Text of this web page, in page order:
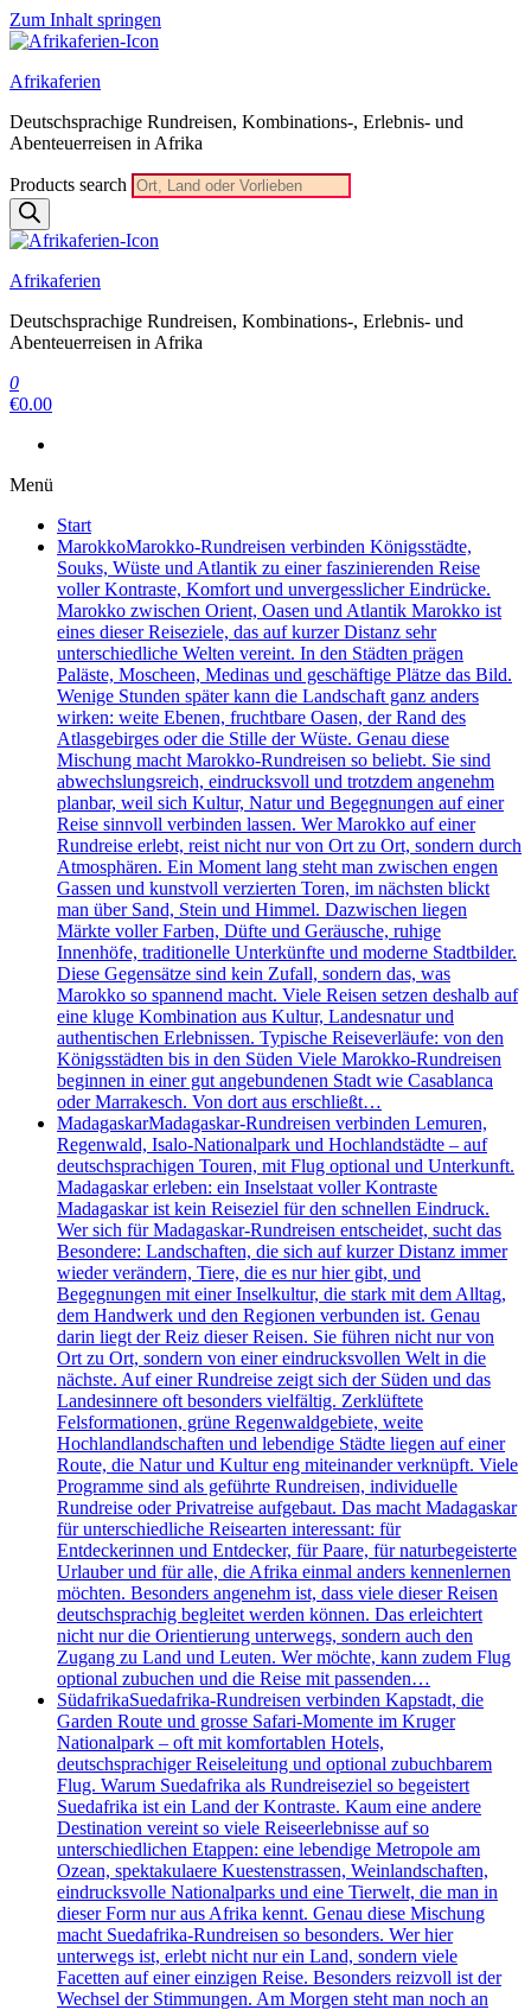
Zum Inhalt springen
Afrikaferien
Deutschsprachige Rundreisen, Kombinations-, Erlebnis- und
Abenteuerreisen in Afrika
Products search
Afrikaferien
Deutschsprachige Rundreisen, Kombinations-, Erlebnis- und
Abenteuerreisen in Afrika
0
€0.00
Menü
Start
MarokkoMarokko-Rundreisen verbinden Königsstädte,
Souks, Wüste und Atlantik zu einer faszinierenden Reise
voller Kontraste, Komfort und unvergesslicher Eindrücke.
Marokko zwischen Orient, Oasen und Atlantik Marokko ist
eines dieser Reiseziele, das auf kurzer Distanz sehr
unterschiedliche Welten vereint. In den Städten prägen
Paläste, Moscheen, Medinas und geschäftige Plätze das Bild.
Wenige Stunden später kann die Landschaft ganz anders
wirken: weite Ebenen, fruchtbare Oasen, der Rand des
Atlasgebirges oder die Stille der Wüste. Genau diese
Mischung macht Marokko-Rundreisen so beliebt. Sie sind
abwechslungsreich, eindrucksvoll und trotzdem angenehm
planbar, weil sich Kultur, Natur und Begegnungen auf einer
Reise sinnvoll verbinden lassen. Wer Marokko auf einer
Rundreise erlebt, reist nicht nur von Ort zu Ort, sondern durch
Atmosphären. Ein Moment lang steht man zwischen engen
Gassen und kunstvoll verzierten Toren, im nächsten blickt
man über Sand, Stein und Himmel. Dazwischen liegen
Märkte voller Farben, Düfte und Geräusche, ruhige
Innenhöfe, traditionelle Unterkünfte und moderne Stadtbilder.
Diese Gegensätze sind kein Zufall, sondern das, was
Marokko so spannend macht. Viele Reisen setzen deshalb auf
eine kluge Kombination aus Kultur, Landesnatur und
authentischen Erlebnissen. Typische Reiseverläufe: von den
Königsstädten bis in den Süden Viele Marokko-Rundreisen
beginnen in einer gut angebundenen Stadt wie Casablanca
oder Marrakesch. Von dort aus erschließt…
MadagaskarMadagaskar-Rundreisen verbinden Lemuren,
Regenwald, Isalo-Nationalpark und Hochlandstädte – auf
deutschsprachigen Touren, mit Flug optional und Unterkunft.
Madagaskar erleben: ein Inselstaat voller Kontraste
Madagaskar ist kein Reiseziel für den schnellen Eindruck.
Wer sich für Madagaskar-Rundreisen entscheidet, sucht das
Besondere: Landschaften, die sich auf kurzer Distanz immer
wieder verändern, Tiere, die es nur hier gibt, und
Begegnungen mit einer Inselkultur, die stark mit dem Alltag,
dem Handwerk und den Regionen verbunden ist. Genau
darin liegt der Reiz dieser Reisen. Sie führen nicht nur von
Ort zu Ort, sondern von einer eindrucksvollen Welt in die
nächste. Auf einer Rundreise zeigt sich der Süden und das
Landesinnere oft besonders vielfältig. Zerklüftete
Felsformationen, grüne Regenwaldgebiete, weite
Hochlandlandschaften und lebendige Städte liegen auf einer
Route, die Natur und Kultur eng miteinander verknüpft. Viele
Programme sind als geführte Rundreisen, individuelle
Rundreise oder Privatreise aufgebaut. Das macht Madagaskar
für unterschiedliche Reisearten interessant: für
Entdeckerinnen und Entdecker, für Paare, für naturbegeisterte
Urlauber und für alle, die Afrika einmal anders kennenlernen
möchten. Besonders angenehm ist, dass viele dieser Reisen
deutschsprachig begleitet werden können. Das erleichtert
nicht nur die Orientierung unterwegs, sondern auch den
Zugang zu Land und Leuten. Wer möchte, kann zudem Flug
optional zubuchen und die Reise mit passenden…
SüdafrikaSuedafrika-Rundreisen verbinden Kapstadt, die
Garden Route und grosse Safari-Momente im Kruger
Nationalpark – oft mit komfortablen Hotels,
deutschsprachiger Reiseleitung und optional zubuchbarem
Flug. Warum Suedafrika als Rundreiseziel so begeistert
Suedafrika ist ein Land der Kontraste. Kaum eine andere
Destination vereint so viele Reiseerlebnisse auf so
unterschiedlichen Etappen: eine lebendige Metropole am
Ozean, spektakulaere Kuestenstrassen, Weinlandschaften,
eindrucksvolle Nationalparks und eine Tierwelt, die man in
dieser Form nur aus Afrika kennt. Genau diese Mischung
macht Suedafrika-Rundreisen so besonders. Wer hier
unterwegs ist, erlebt nicht nur ein Land, sondern viele
Facetten auf einer einzigen Reise. Besonders reizvoll ist der
Wechsel der Stimmungen. Am Morgen steht man noch an